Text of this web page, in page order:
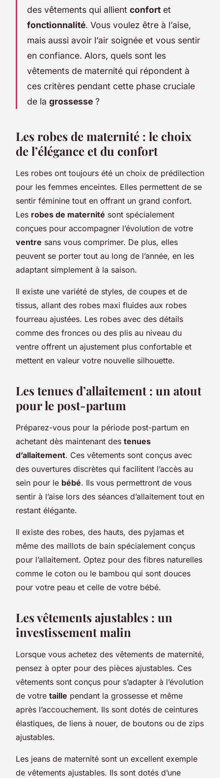
des vêtements qui allient confort et
fonctionnalité. Vous voulez être à l’aise,
mais aussi avoir l’air soignée et vous sentir
en confiance. Alors, quels sont les
vêtements de maternité qui répondent à
ces critères pendant cette phase cruciale
de la grossesse ?
Les robes de maternité : le choix
de l’élégance et du confort
Les robes ont toujours été un choix de prédilection
pour les femmes enceintes. Elles permettent de se
sentir féminine tout en offrant un grand confort.
Les robes de maternité sont spécialement
conçues pour accompagner l’évolution de votre
ventre sans vous comprimer. De plus, elles
peuvent se porter tout au long de l’année, en les
adaptant simplement à la saison.
Il existe une variété de styles, de coupes et de
tissus, allant des robes maxi fluides aux robes
fourreau ajustées. Les robes avec des détails
comme des fronces ou des plis au niveau du
ventre offrent un ajustement plus confortable et
mettent en valeur votre nouvelle silhouette.
Les tenues d’allaitement : un atout
pour le post-partum
Préparez-vous pour la période post-partum en
achetant dès maintenant des tenues
d’allaitement. Ces vêtements sont conçus avec
des ouvertures discrètes qui facilitent l’accès au
sein pour le bébé. Ils vous permettront de vous
sentir à l’aise lors des séances d’allaitement tout en
restant élégante.
Il existe des robes, des hauts, des pyjamas et
même des maillots de bain spécialement conçus
pour l’allaitement. Optez pour des fibres naturelles
comme le coton ou le bambou qui sont douces
pour votre peau et celle de votre bébé.
Les vêtements ajustables : un
investissement malin
Lorsque vous achetez des vêtements de maternité,
pensez à opter pour des pièces ajustables. Ces
vêtements sont conçus pour s’adapter à l’évolution
de votre taille pendant la grossesse et même
après l’accouchement. Ils sont dotés de ceintures
élastiques, de liens à nouer, de boutons ou de zips
ajustables.
Les jeans de maternité sont un excellent exemple
de vêtements ajustables. Ils sont dotés d’une